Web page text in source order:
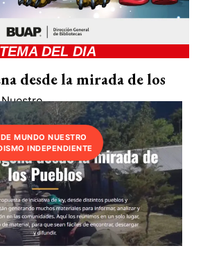
TEMA DEL DIA
desde la mirada de los
MUNDO NUESTRO
INDEPENDIENTE